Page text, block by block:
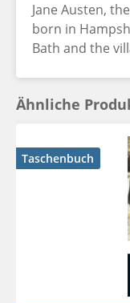
Jane Austen,
born in
Bath and the
Ähnliche
Taschenbuch